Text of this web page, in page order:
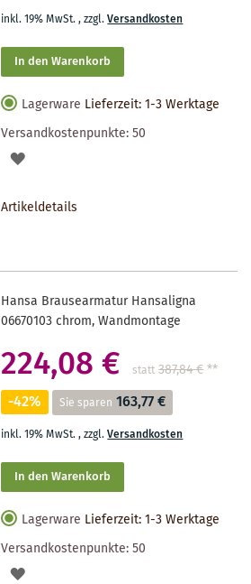
inkl. 19% MwSt.,zzgl.Versandkosten
In den Warenkorb
Lagerware Lieferzeit: 1-3 Werktage
Versandkostenpunkte:50
AUF
Artikeldetails
Hansa Brausearmatur Hansaligna
06670103 chrom, Wandmontage
224,08 € statt 387,84 €**
-42% Sie sparen 163,77 €
inkl. 19% MwSt.,zzgl.Versandkosten
In den Warenkorb
Lagerware Lieferzeit: 1-3 Werktage
Versandkostenpunkte:50
AUF